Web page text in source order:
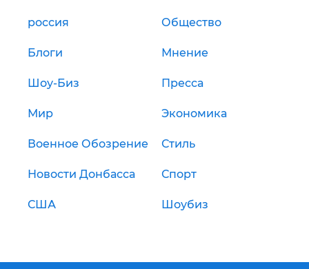
россия Общество
Блоги Мнение
Шоу-Биз Пресса
Мир Экономика
Военное Обозрение Стиль
Новости Донбасса Спорт
США Шоубиз